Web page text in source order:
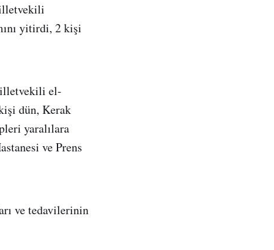
yitirdi, 2 kişi
el-
dün, Kerak
yaralılara
ve Prens
ve tedavilerinin